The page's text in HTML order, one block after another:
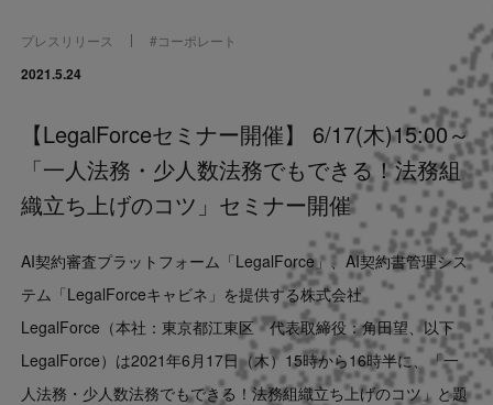
Service
News
Recruit
LegalOn Now
Contact
US website
プレスリリース #コーポレート
2021.5.24
【LegalForceセミナー開催】 6/17(木)15:00～
「一人法務・少人数法務でもできる！法務組
織立ち上げのコツ」セミナー開催
AI契約審査プラットフォーム「LegalForce」、AI契約書管理シス
テム「LegalForceキャビネ」を提供する株式会社
LegalForce（本社：東京都江東区 代表取締役：角田望、以下
LegalForce）は2021年6月17日（木）15時から16時半に、「一
人法務・少人数法務でもできる！法務組織立ち上げのコツ」 と題